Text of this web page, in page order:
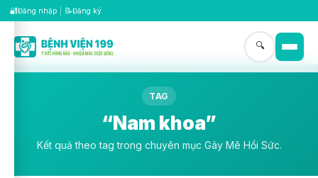
🔐Đăng nhập 📝Đăng ký
🔍
TAG
“Nam khoa”
Kết quả theo tag trong chuyên mục Gây Mê Hồi Sức.